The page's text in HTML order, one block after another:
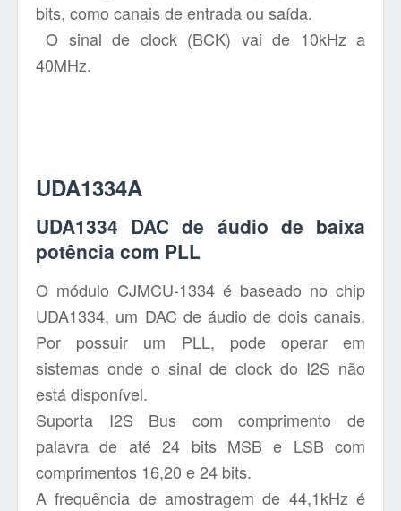
bits, como canais de entrada ou saída.
O sinal de clock (BCK) vai de 10kHz a
40MHz.
UDA1334A
UDA1334 DAC de áudio de baixa
potência com PLL
O módulo CJMCU-1334 é baseado no chip
UDA1334, um DAC de áudio de dois canais.
Por possuir um PLL, pode operar em
sistemas onde o sinal de clock do I2S não
está disponível.
Suporta I2S Bus com comprimento de
palavra de até 24 bits MSB e LSB com
comprimentos 16,20 e 24 bits.
A frequência de amostragem de 44,1kHz é